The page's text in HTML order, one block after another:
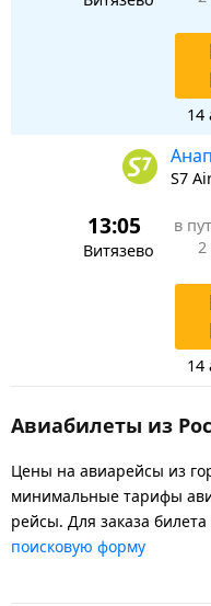
14
S7
13:05
Витязево
в
2
14
Авиабилеты из
Цены на авиарейсы из
минимальные тарифы
рейсы. Для заказа
поисковую форму